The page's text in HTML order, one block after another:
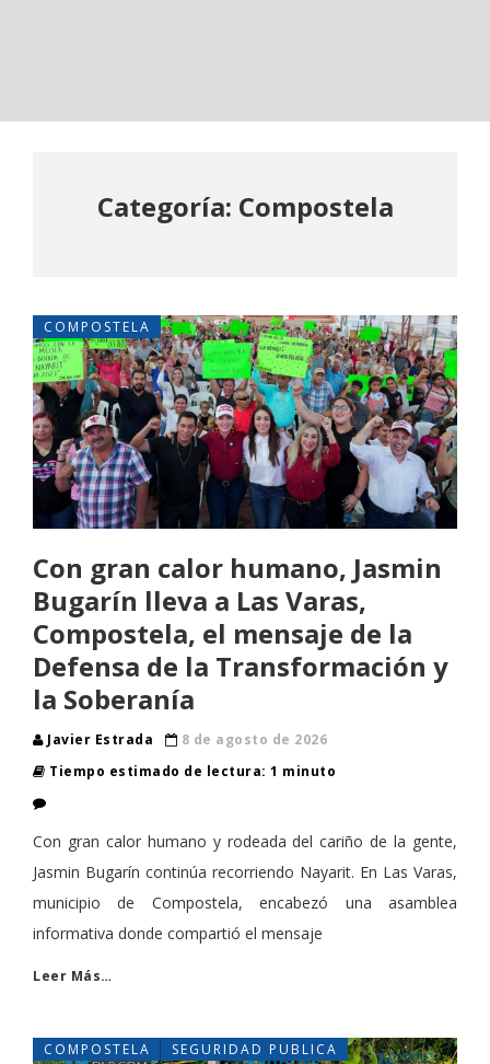
Categoría: Compostela
COMPOSTELA
Con gran calor humano, Jasmin
Bugarín lleva a Las Varas,
Compostela, el mensaje de la
Defensa de la Transformación y
la Soberanía
Javier Estrada
8 de agosto de 2026
Tiempo estimado de lectura: 1 minuto
Con gran calor humano y rodeada del cariño de la gente,
Jasmin Bugarín continúa recorriendo Nayarit. En Las Varas,
municipio de Compostela, encabezó una asamblea
informativa donde compartió el mensaje
Leer Más…
COMPOSTELA SEGURIDAD PUBLICA